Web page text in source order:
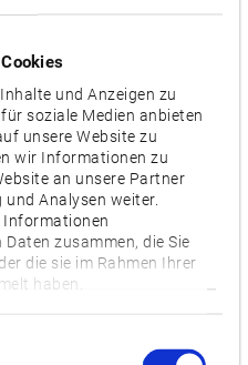
und Anzeigen zu
soziale Medien anbieten
unsere Website zu
wir Informationen zu
an unsere Partner
Analysen weiter.
Informationen
zusammen, die Sie
die sie im Rahmen Ihrer
haben.
Kaufvertrag zwischen
Seit diesem
B.V. eine
der Okuma Europe GmbH.
Okuma Benelux B.V. und
Standort im
strukturierten Vertriebs- und
Belgien und Luxemburg
auch alle 40